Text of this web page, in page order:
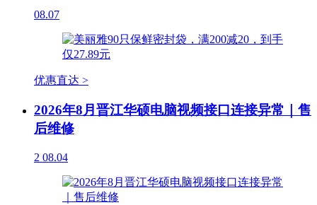
08.07
优惠直达 >
2026年8月晋江华硕电脑视频接口连接异常｜售
后维修
2 08.04